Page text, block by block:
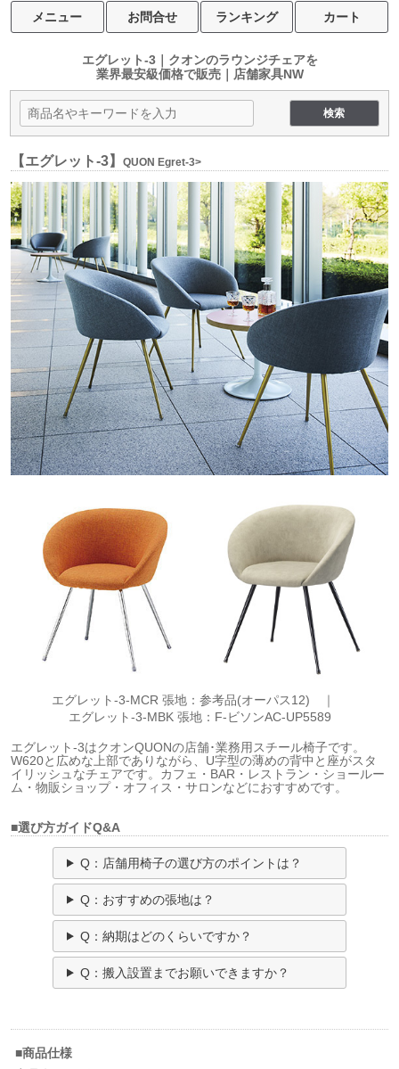
メニュー お問合せ ランキング カート
エグレット-3｜クオンのラウンジチェアを
業界最安級価格で販売｜店舗家具NW
【エグレット-3】QUON Egret-3>
エグレット-3-MCR 張地：参考品(オーパス12) ｜
エグレット-3-MBK 張地：F-ビソンAC-UP5589
エグレット-3はクオンQUONの店舗･業務用スチール椅子です。
W620と広めな上部でありながら、U字型の薄めの背中と座がスタ
イリッシュなチェアです。カフェ・BAR・レストラン・ショールー
ム・物販ショップ・オフィス・サロンなどにおすすめです。
■選び方ガイドQ&A
Q：店舗用椅子の選び方のポイントは？
Q：おすすめの張地は？
Q：納期はどのくらいですか？
Q：搬入設置までお願いできますか？
■商品仕様